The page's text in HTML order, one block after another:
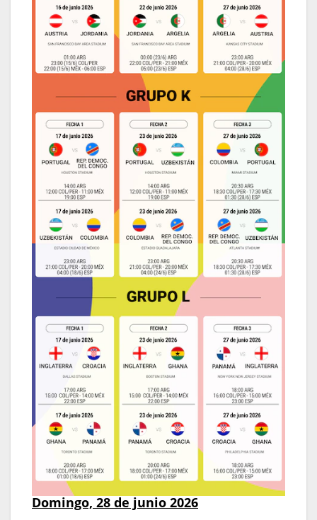
Domingo, 28 de junio 2026